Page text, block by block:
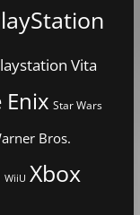
Vita
Enix Star Wars
Bros.
WiiU Xbox